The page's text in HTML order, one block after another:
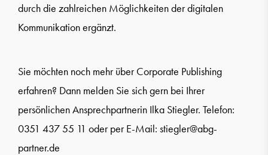
durch die zahlreichen Möglichkeiten der digitalen
Kommunikation ergänzt.
Sie möchten noch mehr über Corporate Publishing
erfahren? Dann melden Sie sich gern bei Ihrer
persönlichen Ansprechpartnerin Ilka Stiegler. Telefon:
0351 437 55 11 oder per E-Mail: stiegler@abg-
partner.de